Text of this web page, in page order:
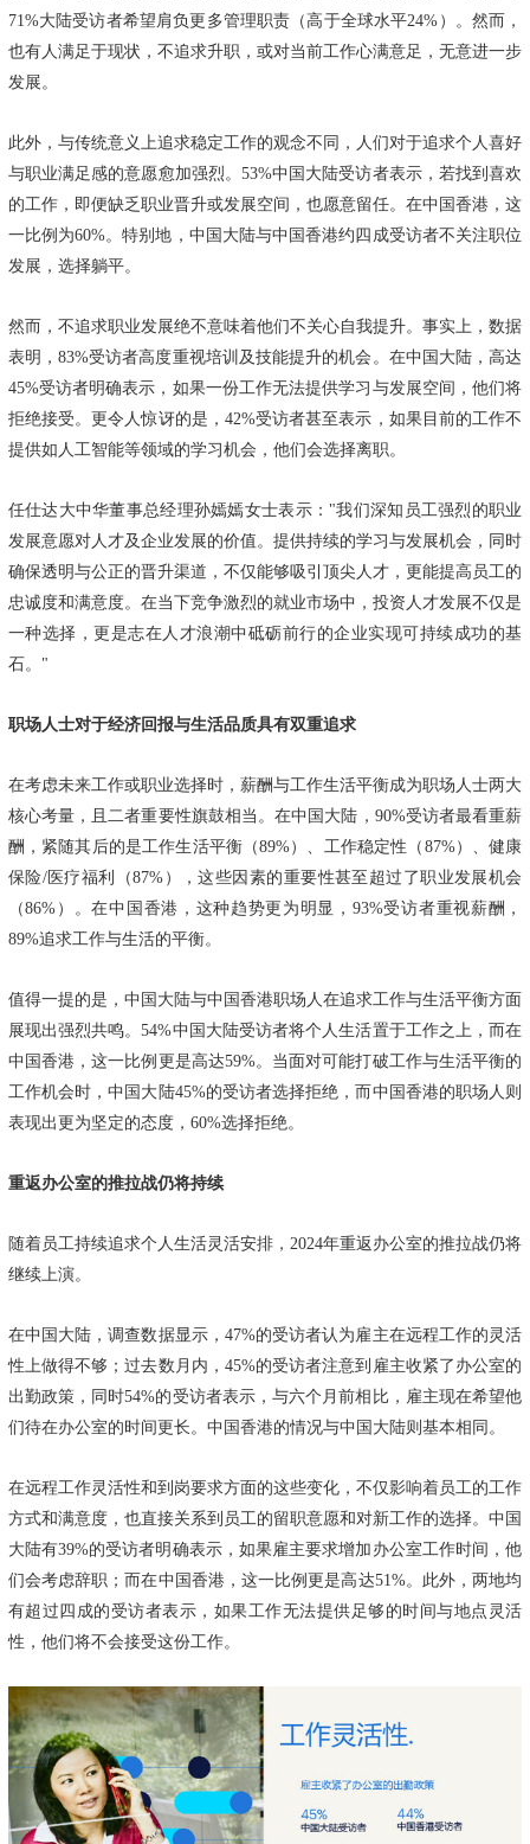
71%大陆受访者希望肩负更多管理职责（高于全球水平24%）。然而，
也有人满足于现状，不追求升职，或对当前工作心满意足，无意进一步
发展。
此外，与传统意义上追求稳定工作的观念不同，人们对于追求个人喜好
与职业满足感的意愿愈加强烈。53%中国大陆受访者表示，若找到喜欢
的工作，即便缺乏职业晋升或发展空间，也愿意留任。在中国香港，这
一比例为60%。特别地，中国大陆与中国香港约四成受访者不关注职位
发展，选择躺平。
然而，不追求职业发展绝不意味着他们不关心自我提升。事实上，数据
表明，83%受访者高度重视培训及技能提升的机会。在中国大陆，高达
45%受访者明确表示，如果一份工作无法提供学习与发展空间，他们将
拒绝接受。更令人惊讶的是，42%受访者甚至表示，如果目前的工作不
提供如人工智能等领域的学习机会，他们会选择离职。
任仕达大中华董事总经理孙嫣嫣女士表示："我们深知员工强烈的职业
发展意愿对人才及企业发展的价值。提供持续的学习与发展机会，同时
确保透明与公正的晋升渠道，不仅能够吸引顶尖人才，更能提高员工的
忠诚度和满意度。在当下竞争激烈的就业市场中，投资人才发展不仅是
一种选择，更是志在人才浪潮中砥砺前行的企业实现可持续成功的基
石。"
职场人士对于经济回报与生活品质具有双重追求
在考虑未来工作或职业选择时，薪酬与工作生活平衡成为职场人士两大
核心考量，且二者重要性旗鼓相当。在中国大陆，90%受访者最看重薪
酬，紧随其后的是工作生活平衡（89%）、工作稳定性（87%）、健康
保险/医疗福利（87%），这些因素的重要性甚至超过了职业发展机会
（86%）。在中国香港，这种趋势更为明显，93%受访者重视薪酬，
89%追求工作与生活的平衡。
值得一提的是，中国大陆与中国香港职场人在追求工作与生活平衡方面
展现出强烈共鸣。54%中国大陆受访者将个人生活置于工作之上，而在
中国香港，这一比例更是高达59%。当面对可能打破工作与生活平衡的
工作机会时，中国大陆45%的受访者选择拒绝，而中国香港的职场人则
表现出更为坚定的态度，60%选择拒绝。
重返办公室的推拉战仍将持续
随着员工持续追求个人生活灵活安排，2024年重返办公室的推拉战仍将
继续上演。
在中国大陆，调查数据显示，47%的受访者认为雇主在远程工作的灵活
性上做得不够；过去数月内，45%的受访者注意到雇主收紧了办公室的
出勤政策，同时54%的受访者表示，与六个月前相比，雇主现在希望他
们待在办公室的时间更长。中国香港的情况与中国大陆则基本相同。
在远程工作灵活性和到岗要求方面的这些变化，不仅影响着员工的工作
方式和满意度，也直接关系到员工的留职意愿和对新工作的选择。中国
大陆有39%的受访者明确表示，如果雇主要求增加办公室工作时间，他
们会考虑辞职；而在中国香港，这一比例更是高达51%。此外，两地均
有超过四成的受访者表示，如果工作无法提供足够的时间与地点灵活
性，他们将不会接受这份工作。